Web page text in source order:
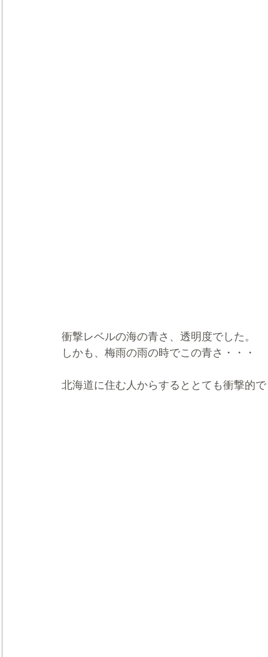
衝撃レベルの海の青さ、透明度でした。
しかも、梅雨の雨の時でこの青さ・・・
北海道に住む人からするととても衝撃的